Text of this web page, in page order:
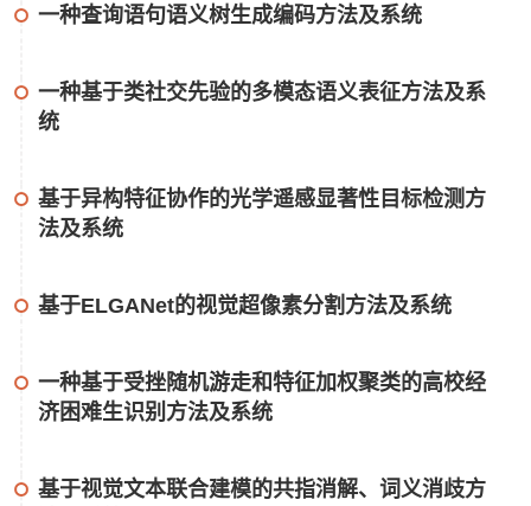
一种查询语句语义树生成编码方法及系统
一种基于类社交先验的多模态语义表征方法及系
统
基于异构特征协作的光学遥感显著性目标检测方
法及系统
基于ELGANet的视觉超像素分割方法及系统
一种基于受挫随机游走和特征加权聚类的高校经
济困难生识别方法及系统
基于视觉文本联合建模的共指消解、词义消歧方